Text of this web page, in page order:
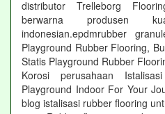
distributor Trelleborg
berwarna produsen
indonesian.epdmrubber
Playground Rubber Flooring,
Statis Playground Rubber
Korosi perusahaan
Playground Indoor For Your
blog istalisasi rubber flooring